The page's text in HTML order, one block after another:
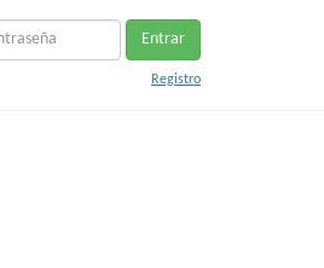
Entrar
Registro